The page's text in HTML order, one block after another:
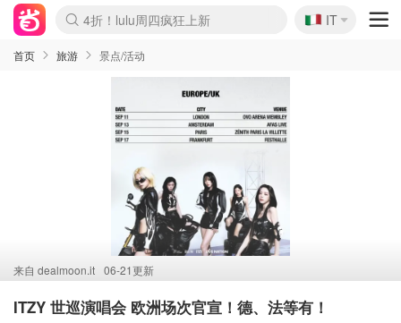
Boticinal 夏促开抢！
4折！lulu周四疯狂上新
速领！Stanley独家85折
Zalando 奥莱闪促！每日更新
🇮🇹
IT
首页 旅游 景点/活动
来自 dealmoon.it 06-21更新
ITZY 世巡演唱会 欧洲场次官宣！德、法等有！